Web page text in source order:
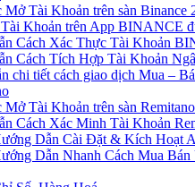
Mở Tài Khoản trên sàn Binance
Khoản trên App BINANCE
Cách Xác Thực Tài Khoản
Cách Tích Hợp Tài Khoản
chi tiết cách giao dịch Mua –
Mở Tài Khoản trên sàn
Cách Xác Minh Tài Khoản
Dẫn Cài Đặt & Kích Hoạt
Dẫn Nhanh Cách Mua